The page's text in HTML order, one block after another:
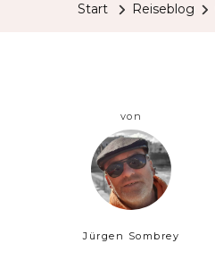
Start Reiseblog
von
Jürgen Sombrey